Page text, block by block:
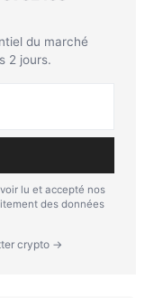
du marché
2 jours.
lu et accepté nos
des données
crypto →